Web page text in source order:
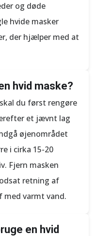
og døde
hvide masker
der hjælper med at
hvid maske?
du først rengøre
et jævnt lag
øjenområdet
i cirka 15-20
Fjern masken
retning af
med varmt vand.
en hvid